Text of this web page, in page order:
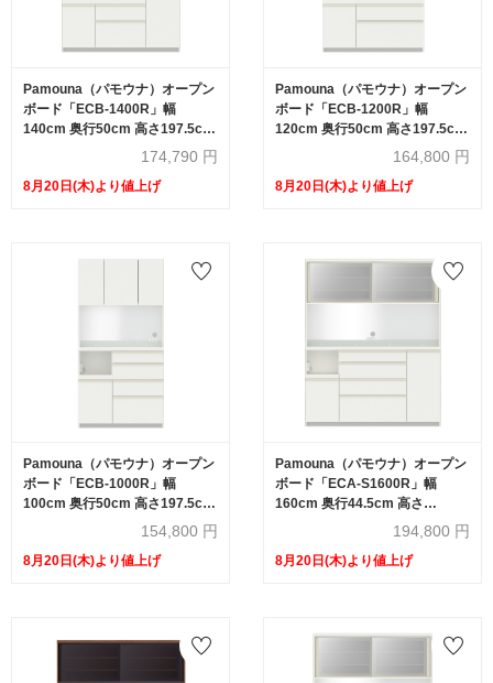
Pamouna（パモウナ）オープン
ボード「ECB-1400R」幅
140cm 奥行50cm 高さ197.5cm
開き扉 ハイカウンター 全3色
174,790 円
8月20日(木)より値上げ
Pamouna（パモウナ）オープン
ボード「ECB-1200R」幅
120cm 奥行50cm 高さ197.5cm
開き扉 ハイカウンター 全3色
164,800 円
8月20日(木)より値上げ
Pamouna（パモウナ）オープン
ボード「ECB-1000R」幅
100cm 奥行50cm 高さ197.5cm
開き扉 ハイカウンター 全3色
154,800 円
8月20日(木)より値上げ
Pamouna（パモウナ）オープン
ボード「ECA-S1600R」幅
160cm 奥行44.5cm 高さ
197.5cm スライドドア ハイカウ
194,800 円
8月20日(木)より値上げ